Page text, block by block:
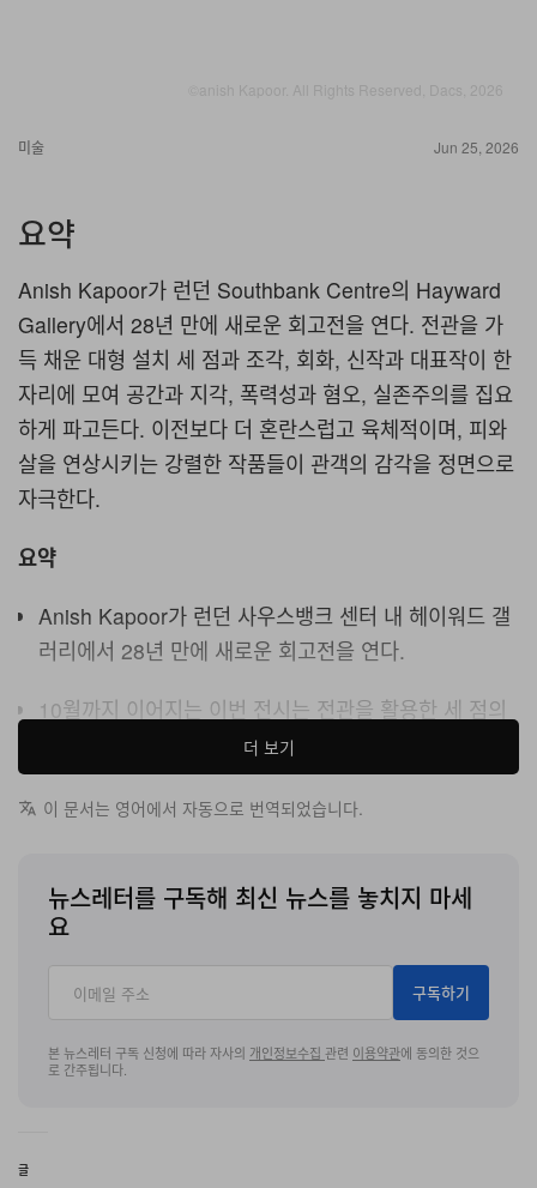
미술 Jun 25, 2026
요약
Anish Kapoor가 런던 Southbank Centre의 Hayward
Gallery에서 28년 만에 새로운 회고전을 연다. 전관을 가
득 채운 대형 설치 세 점과 조각, 회화, 신작과 대표작이 한
자리에 모여 공간과 지각, 폭력성과 혐오, 실존주의를 집요
하게 파고든다. 이전보다 더 혼란스럽고 육체적이며, 피와
살을 연상시키는 강렬한 작품들이 관객의 감각을 정면으로
자극한다.
요약
Anish Kapoor가 런던 사우스뱅크 센터 내 헤이워드 갤
러리에서 28년 만에 새로운 회고전을 연다.
10월까지 이어지는 이번 전시는 전관을 활용한 세 점의
대형 설치작업을 비롯해 신작과 대표작, 회화, 조각 등
다양한 작품을 한자리에 모은다.
유까지 심도 있게 탐구한다.
마침내 Anish Kapoor가 헤이워드 갤러리로 돌아왔다. 이
기관이 그의 첫 영국 회고전을 선보인 지 거의 30년 만으
과 기념비적 작업들을 함께 배치해 이전보다 더 혼란스럽
10월 18일까지 이어지는 이번 전시는 Kapoor가 ‘사물의
더 보기
이 문서는 영어에서 자동으로 번역되었습니다.
뉴스레터를 구독해 최신 뉴스를 놓치지 마세
요
구독하기
본 뉴스레터 구독 신청에 따라 자사의 개인정보수집 관련 이용약관에 동의한 것으
로 간주됩니다.
글